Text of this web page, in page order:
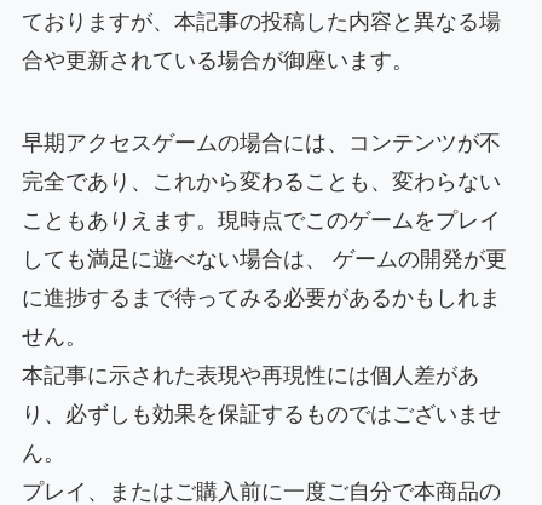
ておりますが、本記事の投稿した内容と異なる場
合や更新されている場合が御座います。
早期アクセスゲームの場合には、コンテンツが不
完全であり、これから変わることも、変わらない
こともありえます。現時点でこのゲームをプレイ
しても満足に遊べない場合は、 ゲームの開発が更
に進捗するまで待ってみる必要があるかもしれま
せん。
本記事に示された表現や再現性には個人差があ
り、必ずしも効果を保証するものではございませ
ん。
プレイ、またはご購入前に一度ご自分で本商品の